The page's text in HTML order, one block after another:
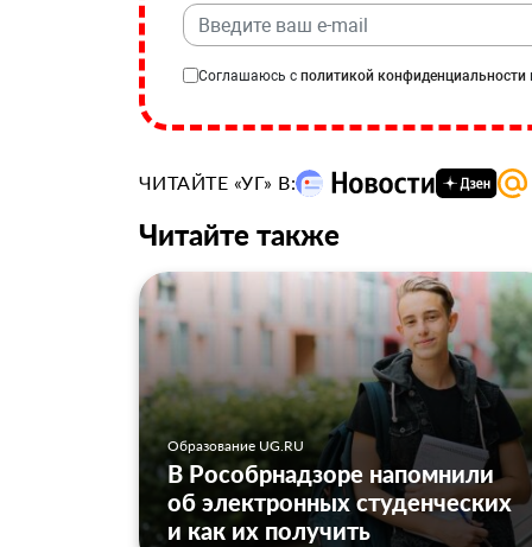
Соглашаюсь с политикой конфиденциальности
ЧИТАЙТЕ «УГ» В:
Читайте также
Образование UG.RU
В Рособрнадзоре напомнили
об электронных студенческих
и как их получить